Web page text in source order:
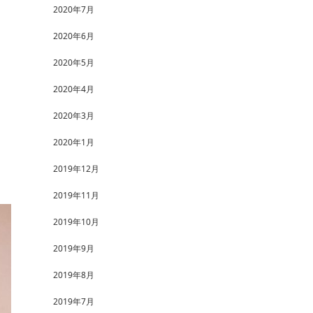
2020年7月
2020年6月
2020年5月
2020年4月
2020年3月
2020年1月
2019年12月
2019年11月
2019年10月
2019年9月
2019年8月
2019年7月